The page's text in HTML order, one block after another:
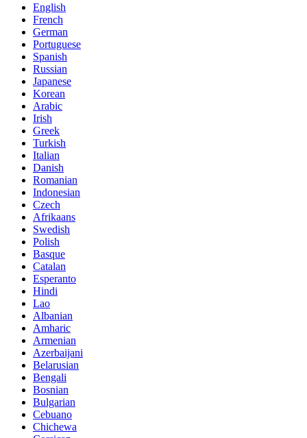
English
French
German
Portuguese
Spanish
Russian
Japanese
Korean
Arabic
Irish
Greek
Turkish
Italian
Danish
Romanian
Indonesian
Czech
Afrikaans
Swedish
Polish
Basque
Catalan
Esperanto
Hindi
Lao
Albanian
Amharic
Armenian
Azerbaijani
Belarusian
Bengali
Bosnian
Bulgarian
Cebuano
Chichewa